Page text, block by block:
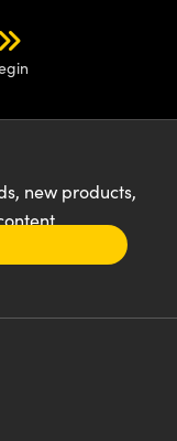
new products,